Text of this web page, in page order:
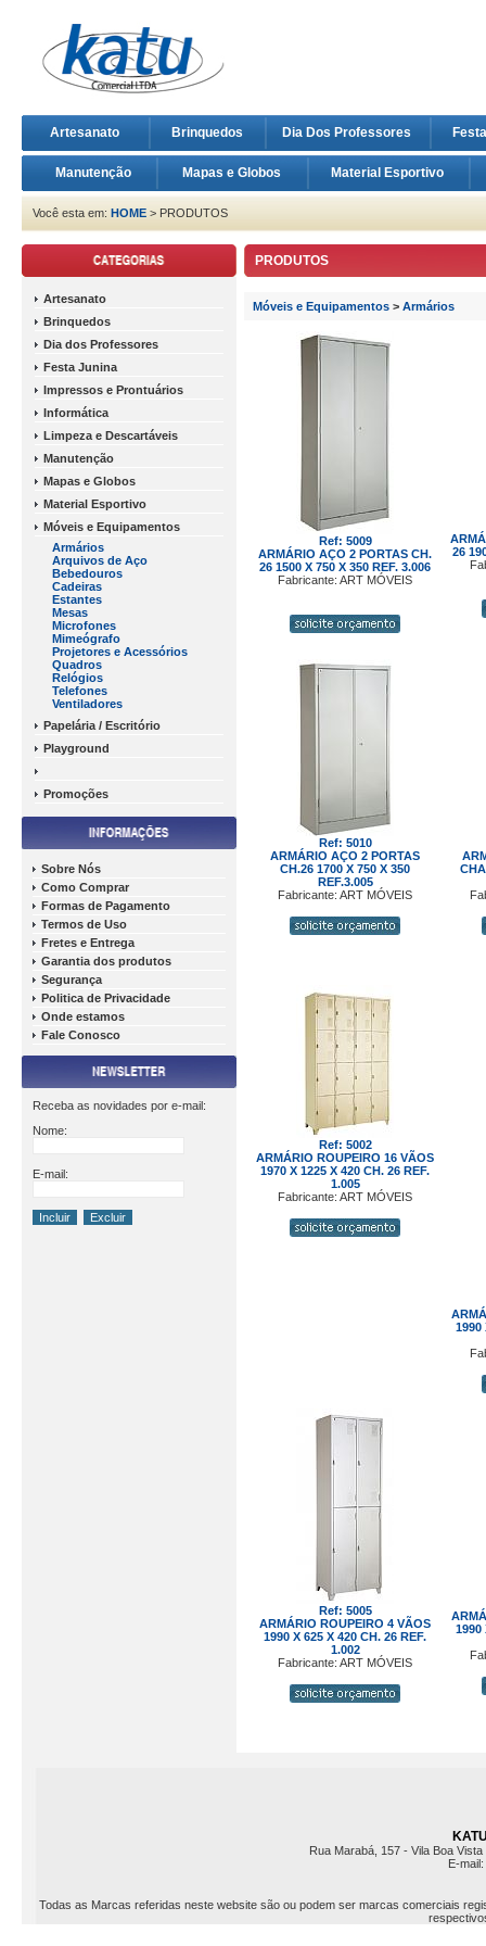
Artesanato Brinquedos Dia Dos Professores
Manutenção Mapas e Globos Material Esportivo
Você esta em: HOME > PRODUTOS
Artesanato
Brinquedos
Dia dos Professores
Festa Junina
Impressos e Prontuários
Informática
Limpeza e Descartáveis
Manutenção
Mapas e Globos
Material Esportivo
Móveis e Equipamentos
Armários
Arquivos de Aço
Bebedouros
Cadeiras
Estantes
Mesas
Microfones
Mimeógrafo
Projetores e Acessórios
Quadros
Relógios
Telefones
Ventiladores
Papelária / Escritório
Playground
Promoções
Sobre Nós
Como Comprar
Formas de Pagamento
Termos de Uso
Fretes e Entrega
Garantia dos produtos
Segurança
Politica de Privacidade
Onde estamos
Fale Conosco
Receba as novidades por e-mail:
Nome:
E-mail:
PRODUTOS
Móveis e Equipamentos > Armários
Ref: 5009
ARMÁRIO AÇO 2 PORTAS CH.
26 1500 X 750 X 350 REF. 3.006
Fabricante: ART MÓVEIS
26
Ref: 5010
ARMÁRIO AÇO 2 PORTAS
CH.26 1700 X 750 X 350
REF.3.005
Fabricante: ART MÓVEIS
Ref: 5002
ARMÁRIO ROUPEIRO 16 VÃOS
1970 X 1225 X 420 CH. 26 REF.
1.005
Fabricante: ART MÓVEIS
1990
Ref: 5005
ARMÁRIO ROUPEIRO 4 VÃOS
1990 X 625 X 420 CH. 26 REF.
1.002
Fabricante: ART MÓVEIS
1990
Rua Marabá, 157 - Vila Boa
E-mail:
Todas as Marcas referidas neste website são ou podem ser marcas comerciais